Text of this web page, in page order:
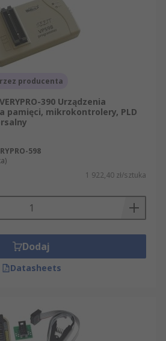
producenta
390 Urządzenia
pamięci, mikrokontrolery, PLD
598
1 922,40 zł/sztuka
Dodaj
Datasheets